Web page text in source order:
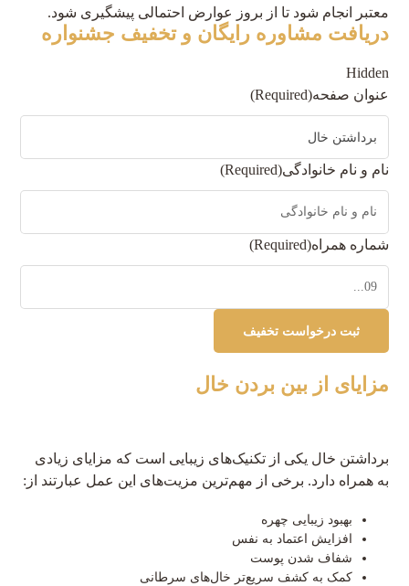
معتبر انجام شود تا از بروز عوارض احتمالی پیشگیری شود.
دریافت مشاوره رایگان و تخفیف جشنواره
Hidden
عنوان صفحه(Required)
نام و نام خانوادگی(Required)
شماره همراه(Required)
مزایای از بین بردن خال
برداشتن خال یکی از تکنیک‌های زیبایی است که مزایای زیادی
به همراه دارد. برخی از مهم‌ترین مزیت‌های این عمل عبارتند از:
بهبود زیبایی چهره
افزایش اعتماد به نفس
شفاف شدن پوست
کمک به کشف سریع‌تر خال‌های سرطانی